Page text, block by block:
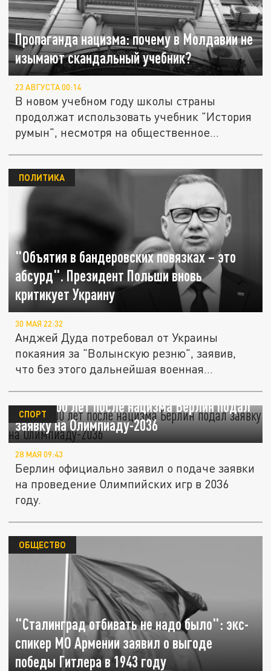
Пропаганда нацизма: почему в Молдавии не
изымают скандальный учебник?
23 АВГУСТА 00:14
В новом учебном году школы страны
продолжат использовать учебник "История
румын", несмотря на общественное...
"Объятия в бандеровских повязках – это
абсурд". Президент Польши вновь
критикует Украину
ПОЛИТИКА
30 МАЯ 22:32
Анджей Дуда потребовал от Украины
покаяния за "Волынскую резню", заявив,
что без этого дальнейшая военная...
Через 100 лет после нацизма Берлин подал
заявку на Олимпиаду-2036
СПОРТ
28 МАЯ 09:43
Берлин официально заявил о подаче заявки
на проведение Олимпийских игр в 2036
году.
"Сталинград отбивать не надо было": экс-
спикер МО Армении заявил о выгоде
победы Гитлера в 1943 году
ОБЩЕСТВО